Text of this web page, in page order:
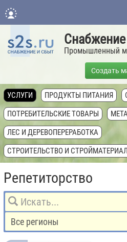
Промышленный
Создать
УСЛУГИ ПРОДУКТЫ ПИТАНИЯ
ПОТРЕБИТЕЛЬСКИЕ ТОВАРЫ
ЛЕС И ДЕРЕВОПЕРЕРАБОТКА
СТРОИТЕЛЬСТВО И
ТОПЛИВНАЯ ПРОМЫШЛЕННОСТЬ
ТЕХНИКА, ОБОРУДОВАНИЕ,
НЕДВИЖИМОСТЬ И ЗЕМЛЯ
Репетиторство